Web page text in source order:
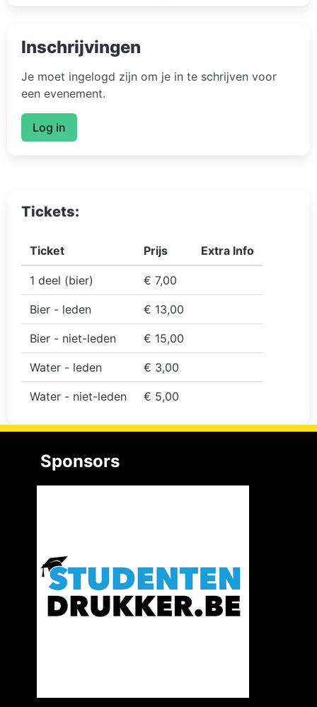
Inschrijvingen
Je moet ingelogd zijn om je in te schrijven voor
een evenement.
Log in
Tickets:
Ticket Prijs Extra Info
1 deel (bier) € 7,00
Bier - leden € 13,00
Bier - niet-leden € 15,00
Water - leden € 3,00
Water - niet-leden € 5,00
Sponsors